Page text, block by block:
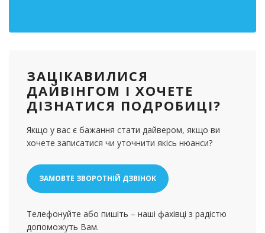
ЗАЦІКАВИЛИСЯ
ДАЙВІНГОМ І ХОЧЕТЕ
ДІЗНАТИСЯ ПОДРОБИЦІ?
Якщо у вас є бажання стати дайвером, якщо ви
хочете записатися чи уточнити якісь нюанси?
ЗАМОВТЕ ЗВОРОТНІЙ ДЗВІНОК
Телефонуйте або пишіть – наші фахівці з радістю
допоможуть Вам.